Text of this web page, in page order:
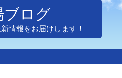
ブログ
情報をお届けします！